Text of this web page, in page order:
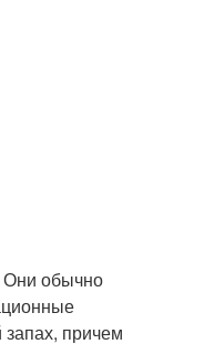
Они обычно
причем